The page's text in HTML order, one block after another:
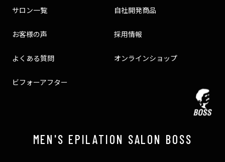
サロン一覧
お客様の声
よくある質問
ビフォーアフター
自社開発商品
採用情報
オンラインショップ
MEN'S EPILATION SALON BOSS